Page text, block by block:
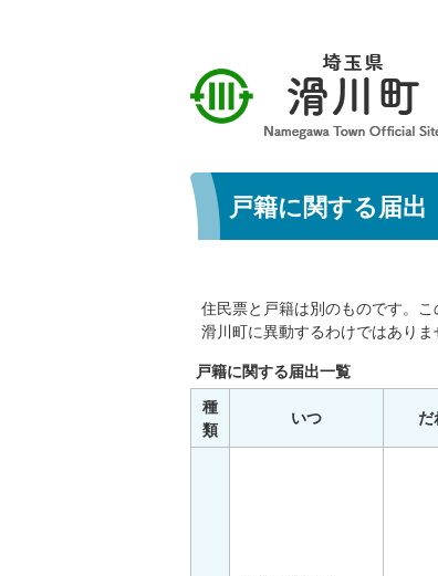
戸籍に関する届出
住民票と戸籍は別のものです。
滑川町に異動するわけではありま
戸籍に関する届出一覧
種
類
いつ だ